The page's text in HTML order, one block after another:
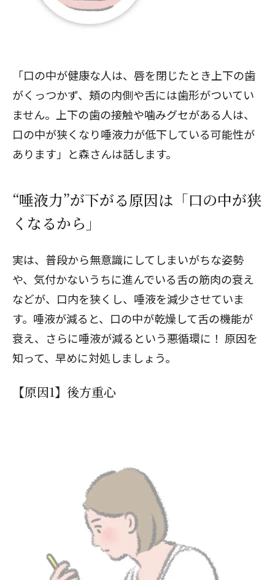
「口の中が健康な人は、唇を閉じたとき上下の歯
がくっつかず、頬の内側や舌には歯形がついてい
ません。上下の歯の接触や噛みグセがある人は、
口の中が狭くなり唾液力が低下している可能性が
あります」と森さんは話します。
“唾液力”が下がる原因は「口の中が狭
くなるから」
実は、普段から無意識にしてしまいがちな姿勢
や、気付かないうちに進んでいる舌の筋肉の衰え
などが、口内を狭くし、唾液を減少させていま
す。唾液が減ると、口の中が乾燥して舌の機能が
衰え、さらに唾液が減るという悪循環に！ 原因を
知って、早めに対処しましょう。
【原因1】後方重心